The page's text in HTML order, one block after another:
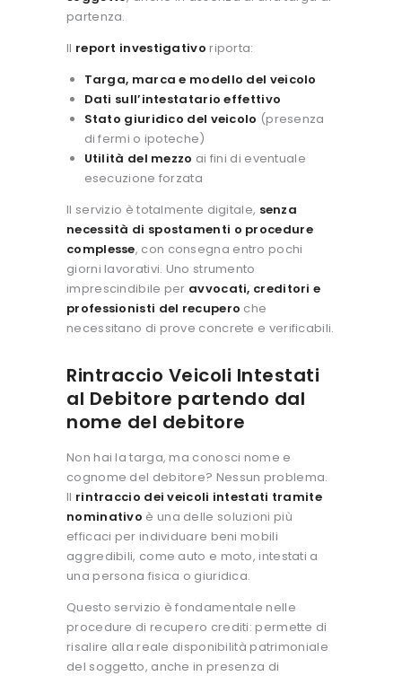
partenza.
Il report investigativo riporta:
Targa, marca e modello del veicolo
Dati sull’intestatario effettivo
Stato giuridico del veicolo (presenza
di fermi o ipoteche)
Utilità del mezzo ai fini di eventuale
esecuzione forzata
Il servizio è totalmente digitale, senza
necessità di spostamenti o procedure
complesse, con consegna entro pochi
giorni lavorativi. Uno strumento
imprescindibile per avvocati, creditori e
professionisti del recupero che
necessitano di prove concrete e verificabili.
Rintraccio Veicoli Intestati
al Debitore partendo dal
nome del debitore
Non hai la targa, ma conosci nome e
cognome del debitore? Nessun problema.
Il rintraccio dei veicoli intestati tramite
nominativo è una delle soluzioni più
efficaci per individuare beni mobili
aggredibili, come auto e moto, intestati a
una persona fisica o giuridica.
Questo servizio è fondamentale nelle
procedure di recupero crediti: permette di
risalire alla reale disponibilità patrimoniale
del soggetto, anche in presenza di